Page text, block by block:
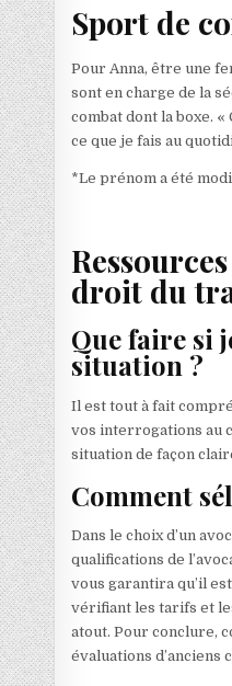
Sport de
Pour Anna, être une
sont en charge de la
combat dont la boxe.
ce que je fais au
*Le prénom a été
droit du
Que faire si
situation ?
Il est tout à fait
vos interrogations au
situation de façon
Comment
Dans le choix d’un
qualifications de
vous garantira qu’il
vérifiant les tarifs et
atout. Pour conclure,
évaluations d’anciens